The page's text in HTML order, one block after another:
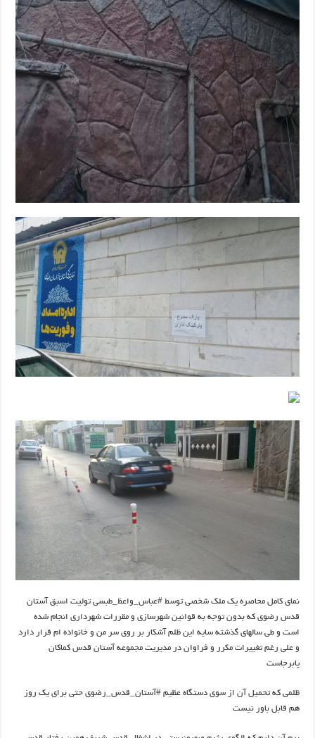
نمای کامل محاصره یک ملک شخصی توسط #عباس_واعظ_طبسی تولیت اسبق آستان
قدس رضوی که بدون توجه به قوانین شهرسازی و مقررات شهرداری انجام شده
است و طی سالهای گذشته سایه این ظلم آشکار بر روی سر من و خانواده ام قرار دارد
و علی رغم تغییرات مکرر و فراوان در مدیریت مجموعه آستان قدس کماکان
پابرجاست
ظلمی که تحمیل آن از سوی دستگاه عظیم #آستان_قدس_رضوی حتی برای یک روز
هم قابل باور نیست